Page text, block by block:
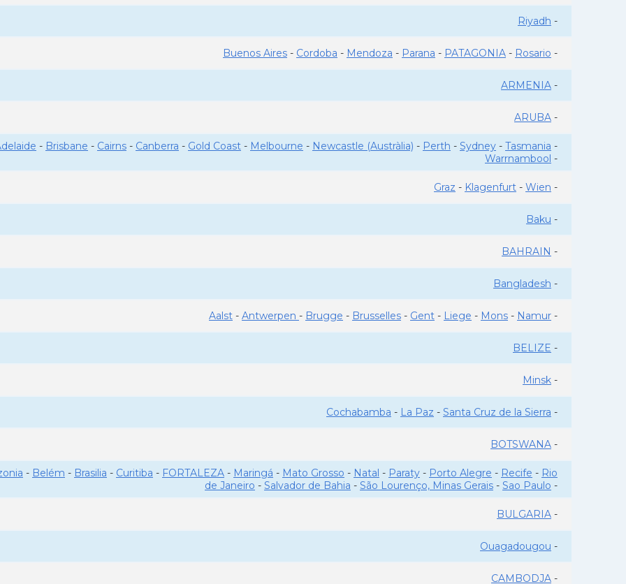
Riyadh -
Buenos Aires - Cordoba - Mendoza - Parana - PATAGONIA - Rosario -
ARMENIA -
ARUBA -
- Brisbane - Cairns - Canberra - Gold Coast - Melbourne - Newcastle (Austràlia) - Perth - Sydney - Tasmania -
Warrnambool -
Graz - Klagenfurt - Wien -
Baku -
BAHRAIN -
Bangladesh -
Aalst - Antwerpen - Brugge - Brusselles - Gent - Liege - Mons - Namur -
BELIZE -
Minsk -
Cochabamba - La Paz - Santa Cruz de la Sierra -
BOTSWANA -
- Belém - Brasilia - Curitiba - FORTALEZA - Maringá - Mato Grosso - Natal - Paraty - Porto Alegre - Recife - Rio
de Janeiro - Salvador de Bahia - São Lourenço, Minas Gerais - Sao Paulo -
BULGARIA -
Ouagadougou -
CAMBODJA -